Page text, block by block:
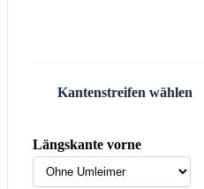
Kantenstreifen wählen
Längskante vorne